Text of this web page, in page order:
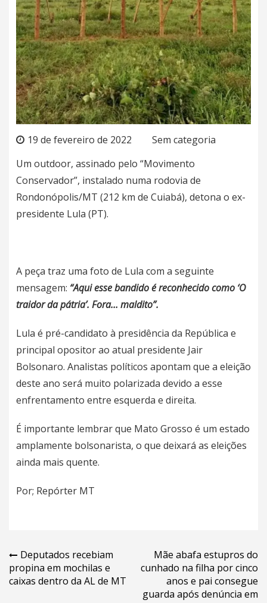
19 de fevereiro de 2022
Sem categoria
Um outdoor, assinado pelo “Movimento
Conservador”, instalado numa rodovia de
Rondonópolis/MT (212 km de Cuiabá), detona o ex-
presidente Lula (PT).
A peça traz uma foto de Lula com a seguinte
mensagem: “Aqui esse bandido é reconhecido como ‘O
traidor da pátria’. Fora… maldito”.
Lula é pré-candidato à presidência da República e
principal opositor ao atual presidente Jair
Bolsonaro. Analistas políticos apontam que a eleição
deste ano será muito polarizada devido a esse
enfrentamento entre esquerda e direita.
É importante lembrar que Mato Grosso é um estado
amplamente bolsonarista, o que deixará as eleições
ainda mais quente.
Por; Repórter MT
Navegação
de
Deputados recebiam
propina em mochilas e
caixas dentro da AL de MT
Mãe abafa estupros do
cunhado na filha por cinco
anos e pai consegue
guarda após denúncia em